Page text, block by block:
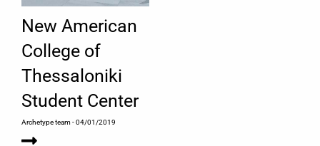
New American
College of
Thessaloniki
Student Center
Archetype team- 04/01/2019